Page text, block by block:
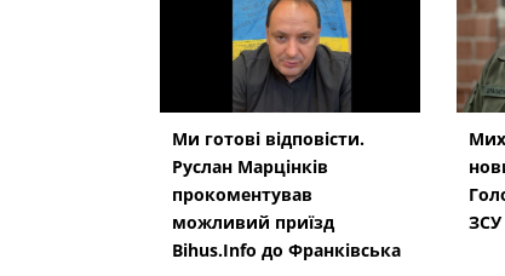
Ми готові відповісти.
Руслан Марцінків
прокоментував
можливий приїзд
Bihus.Info до Франківська
ЗСУ